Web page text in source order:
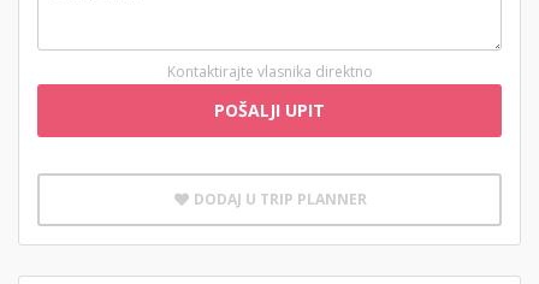
Kontaktirajte vlasnika direktno
POŠALJI UPIT
DODAJ U TRIP PLANNER